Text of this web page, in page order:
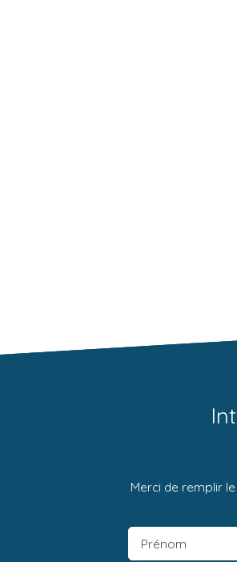
Merci de remplir
Prénom